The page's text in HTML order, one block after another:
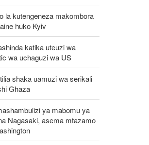
la kutengeneza makombora
huko Kyiv
katika uteuzi wa
wa uchaguzi wa US
shaka uamuzi wa serikali
Ghaza
ya mabomu ya
Nagasaki, asema mtazamo